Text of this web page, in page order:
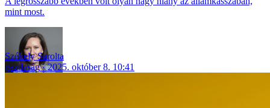
mint most.
Székely Sarolta
gazdaság
2025. október 8. 10:41